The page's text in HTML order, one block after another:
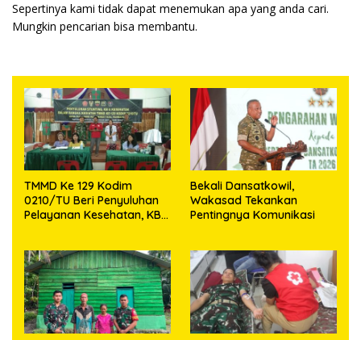
Sepertinya kami tidak dapat menemukan apa yang anda cari.
Mungkin pencarian bisa membantu.
TMMD Ke 129 Kodim
0210/TU Beri Penyuluhan
Pelayanan Kesehatan, KB
Bekali Dansatkowil,
Wakasad Tekankan
Pentingnya Komunikasi